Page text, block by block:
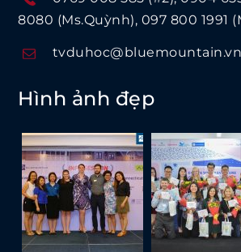
8080 (Ms.Quỳnh) 097 800 1991
tvduhoc@bluemountain.vn
Hình ảnh đẹp